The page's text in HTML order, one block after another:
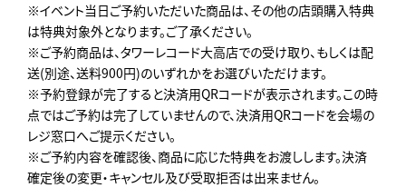
※イベント当日ご予約いただいた商品は、その他の店頭購入特典
は特典対象外となります。ご了承ください。
※ご予約商品は、タワーレコード大高店での受け取り、もしくは配
送(別途、送料900円)のいずれかをお選びいただけます。
※予約登録が完了すると決済用QRコードが表示されます。この時
点ではご予約は完了していませんので、決済用QRコードを会場の
レジ窓口へご提示ください。
※ご予約内容を確認後、商品に応じた特典をお渡しします。決済
確定後の変更・キャンセル及び受取拒否は出来ません。